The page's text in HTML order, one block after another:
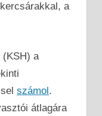
a
(KSH) a
számol.
átlagára